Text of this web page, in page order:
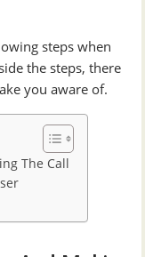
steps when
the steps, there
you aware of.
The Call